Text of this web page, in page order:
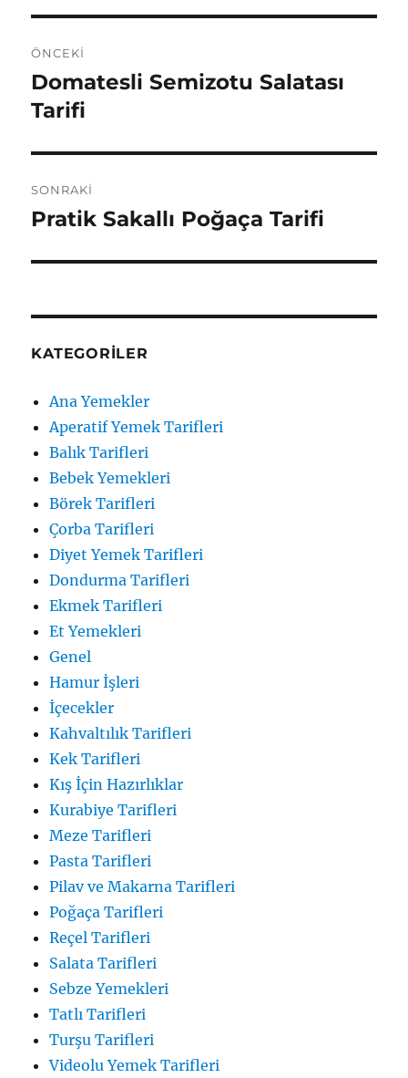
gezinmesi
ÖNCEKI
Önceki
yazı:
Domatesli Semizotu Salatası
Tarifi
SONRAKI
Sonraki
Pratik Sakallı Poğaça Tarifi
KATEGORILER
Ana Yemekler
Aperatif Yemek Tarifleri
Balık Tarifleri
Bebek Yemekleri
Börek Tarifleri
Çorba Tarifleri
Diyet Yemek Tarifleri
Dondurma Tarifleri
Ekmek Tarifleri
Et Yemekleri
Genel
Hamur İşleri
İçecekler
Kahvaltılık Tarifleri
Kek Tarifleri
Kış İçin Hazırlıklar
Kurabiye Tarifleri
Meze Tarifleri
Pasta Tarifleri
Pilav ve Makarna Tarifleri
Poğaça Tarifleri
Reçel Tarifleri
Salata Tarifleri
Sebze Yemekleri
Tatlı Tarifleri
Turşu Tarifleri
Videolu Yemek Tarifleri